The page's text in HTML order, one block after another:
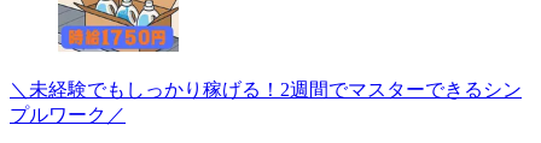
＼未経験でもしっかり稼げる！2週間でマスターできるシン
プルワーク／